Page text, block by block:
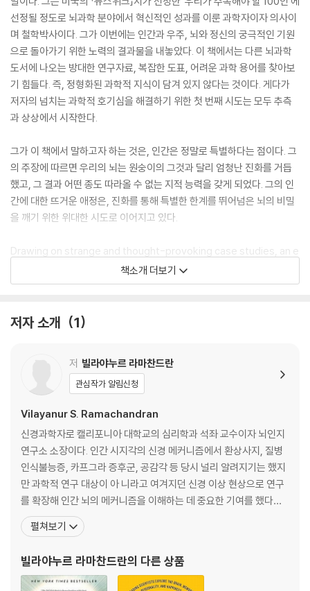
선정될 정도로 뇌과학 분야에서 혁신적인 성과를 이룬 과학자이자 의사이
며 철학박사이다. 그가 이번에는 인간과 우주, 뇌와 정신의 궁극적인 기원
으로 돌아가기 위한 노력의 결과물을 내놓았다. 이 책에서는 다른 뇌과학
도서에 나오는 방대한 연구자료, 복잡한 도표, 어려운 과학 용어를 찾아보
기 힘들다. 즉, 정형화된 과학적 지식이 담겨 있지 않다는 것이다. 게다가
저자의 넘치는 과학적 호기심을 해결하기 위한 첫 번째 시도는 모두 추측
과 상상에서 시작한다.
그가 이 책에서 말하고자 하는 것은, 인간은 정말로 특별하다는 점이다. 그
의 주장에 따르면 우리의 뇌는 원숭이의 그것과 달리 엄청난 진화를 거듭
했고, 그 결과 어떤 종도 따라올 수 없는 지적 능력을 갖게 되었다. 그의 인
간에 대한 뜨거운 애정은, 진화를 통해 특별한 한계를 뛰어넘은 뇌의 비밀
을 깨기 위한 위대한 시도로 이어지고 있다.
Drawing on strange and thought-provoking case studies, an e
minent neurologist offers unprecedented insight into the evol
ution of the uniquely human brain.
V. S. Ramachandran is at the forefront of his field-so much so
s on the mystery of human uniqueness. Taking us to the fronti
ers of neurology, he reveals what baffling and extreme case s
olved. Synesthesia becomes a window into the brain mechani
sms that make some of us more creative than others. And aut
ism?for which Ramachandran opens a new direction for treat
ment?gives us a glimpse of the aspect of being human that w
e understand least: self-awareness. Ramachandran tackles t
he most exciting and controversial topics in neurology with a s
toryteller's eye for compelling case studies and a researche
r's flair for new approaches to age-old questions. Tracing the
ils a wealth of clues into the deepest mysteries of the human
brain. 15 black-and-white illustrations .
책소개 더보기
저자 소개 1
저 빌라야누르 라마찬드란
관심작가 알림신청
Vilayanur S. Ramachandran
신경과학자로 캘리포니아 대학교의 심리학과 석좌 교수이자 뇌인지
연구소 소장이다. 인간 시지각의 신경 메커니즘에서 환상사지, 질병
인식불능증, 카프그라 증후군, 공감각 등 당시 널리 알려지기는 했지
만 과학적 연구 대상이 아 니라고 여겨지던 신경 이상 현상으로 연구
를 확장해 인간 뇌의 메커니즘을 이해하는 데 중요한 기여를 했다고
평가 받는다. 《뉴스위크》는 21세기 가장 주목해야 할 뛰어난 인물 10
0인 중 한 명으로 그를 선정하기도 했다. 지은 책으로 《라마찬드란 박
권위 있는 영국 BBC 의 리스 강의Rei
펼쳐보기
빌라야누르 라마찬드란의 다른 상품